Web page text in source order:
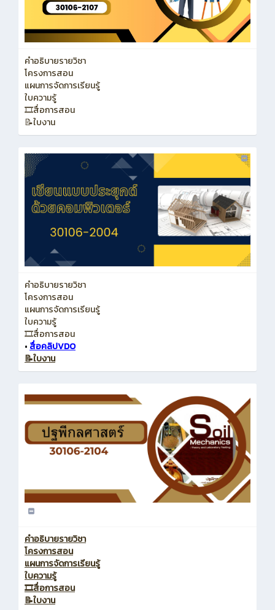
คำอธิบายรายวิชา
โครงการสอน
แผนการจัดการเรียนรู้
ใบความรู้
🎞️สื่อการสอน
📝ใบงาน
คำอธิบายรายวิชา
โครงการสอน
แผนการจัดการเรียนรู้
ใบความรู้
🎞️สื่อการสอน
•สื่อคลิปVDO
📝ใบงาน
คำอธิบายรายวิชา
โครงการสอน
แผนการจัดการเรียนรู้
ใบความรู้
🎞️สื่อการสอน
📝ใบงาน